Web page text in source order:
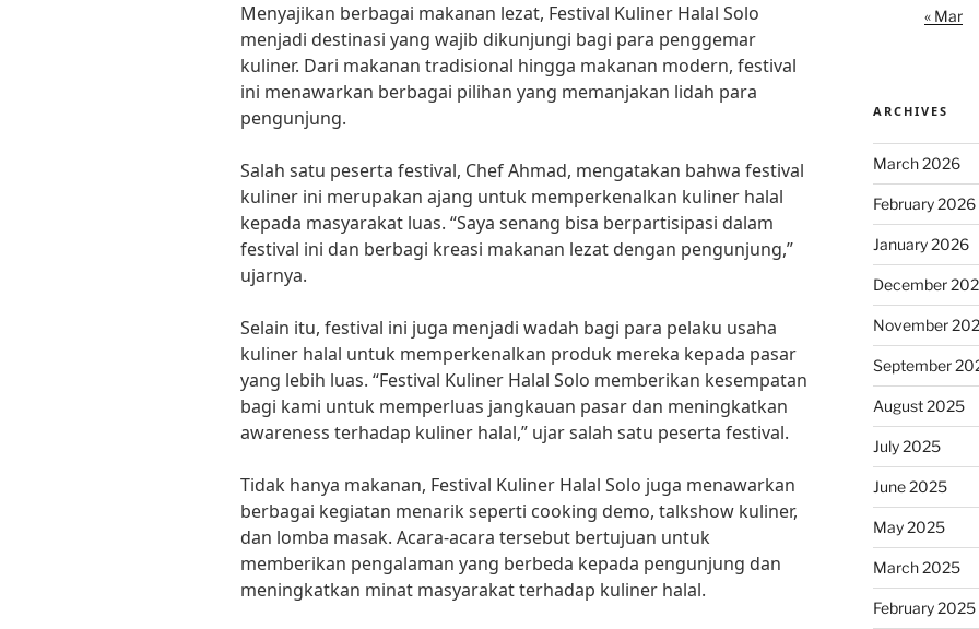
Menyajikan berbagai makanan lezat, Festival Kuliner Halal Solo
menjadi destinasi yang wajib dikunjungi bagi para penggemar
kuliner. Dari makanan tradisional hingga makanan modern, festival
ini menawarkan berbagai pilihan yang memanjakan lidah para
pengunjung.
Salah satu peserta festival, Chef Ahmad, mengatakan bahwa festival
kuliner ini merupakan ajang untuk memperkenalkan kuliner halal
kepada masyarakat luas. “Saya senang bisa berpartisipasi dalam
festival ini dan berbagi kreasi makanan lezat dengan pengunjung,”
ujarnya.
Selain itu, festival ini juga menjadi wadah bagi para pelaku usaha
kuliner halal untuk memperkenalkan produk mereka kepada pasar
yang lebih luas. “Festival Kuliner Halal Solo memberikan kesempatan
bagi kami untuk memperluas jangkauan pasar dan meningkatkan
awareness terhadap kuliner halal,” ujar salah satu peserta festival.
Tidak hanya makanan, Festival Kuliner Halal Solo juga menawarkan
berbagai kegiatan menarik seperti cooking demo, talkshow kuliner,
dan lomba masak. Acara-acara tersebut bertujuan untuk
memberikan pengalaman yang berbeda kepada pengunjung dan
meningkatkan minat masyarakat terhadap kuliner halal.
« Mar
ARCHIVES
March 2026
February 2026
January 2026
December
November
September
August 2025
July 2025
June 2025
May 2025
March 2025
February 2025